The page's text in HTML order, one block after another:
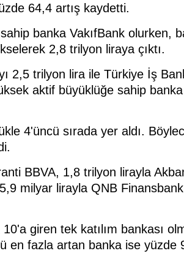
64,4 artış kaydetti.
banka VakıfBank olurken,
2,8 trilyon liraya çıktı.
2,5 trilyon lira ile Türkiye İş
aktif büyüklüğe sahip banka
4'üncü sırada yer aldı.
BBVA, 1,8 trilyon lirayla
milyar lirayla QNB
giren tek katılım bankası
en fazla artan banka ise yüzde